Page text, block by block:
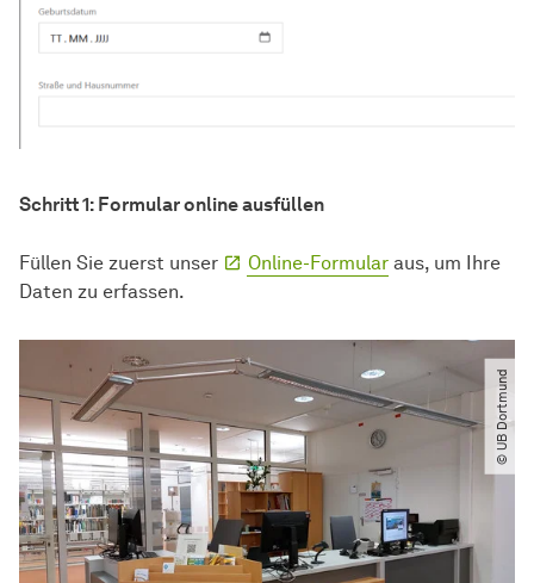
Schritt 1: Formular online ausfüllen
Füllen Sie zuerst unser Online-Formular aus, um Ihre
Daten zu erfassen.
© UB Dortmund